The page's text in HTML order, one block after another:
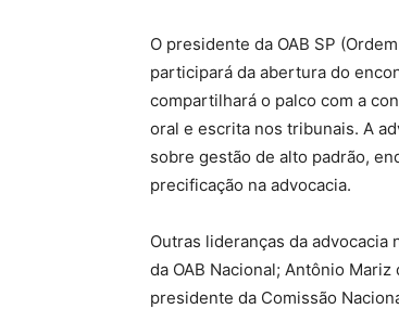
O presidente da OAB SP
participará da abertura do
compartilhará o palco com a
oral e escrita nos tribunais. A
sobre gestão de alto padrão,
precificação na advocacia.
Outras lideranças da
da OAB Nacional; Antônio
presidente da Comissão